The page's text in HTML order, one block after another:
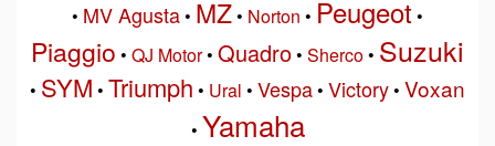
• MV Agusta• MZ• Norton • Peugeot •
Piaggio • QJ Motor• Quadro• Sherco• Suzuki
• SYM • Triumph • Ural • Vespa• Victory• Voxan
• Yamaha